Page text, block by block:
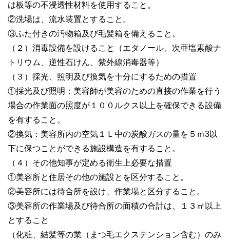
は板等の不浸透性材料を使用すること。
②洗場は、流水装置とすること。
③ふた付きの汚物箱及び毛髪箱を備えること。
（２）消毒設備を設けること（エタノール、次亜塩素酸ナ
トリウム、逆性石けん、紫外線消毒器等）
（３）採光、照明及び換気を十分にするための措置
①採光及び照明：美容師が美容のための直接の作業を行う
場合の作業面の照度が１００ルクス以上を確保できる設備
を有すること。
②換気：美容所内の空気１Ｌ中の炭酸ガスの量を５ｍ3以
下に保つことができる施設構造を有すること。
（４）その他知事が定める衛生上必要な措置
①美容所と住居その他の施設とを区分すること。
②美容所には待合所を設け、作業場と区分すること。
③美容所の作業場及び待合所の面積の合計は、１３㎡以上
とすること
（化粧、結髪等の業（まつ毛エクステンション含む）のみ